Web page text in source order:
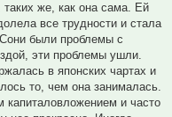
же, как она сама. Ей
все трудности и стала
были проблемы с
эти проблемы ушли.
в японских чартах и
то, чем она занималась.
и часто